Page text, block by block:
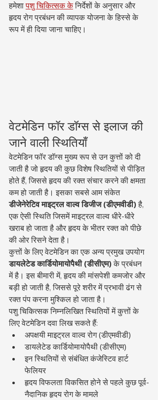
हमेशा पशु चिकित्सक के निर्देशों के अनुसार और
हृदय रोग प्रबंधन की व्यापक योजना के हिस्से के
रूप में ही दिया जाना चाहिए।
वेटमेडिन फॉर डॉग्स से इलाज की
जाने वाली स्थितियाँ
वेटमेडिन फॉर डॉग्स मुख्य रूप से उन कुत्तों को दी
जाती है जो हृदय की कुछ विशेष स्थितियों से पीड़ित
होते हैं, जिससे हृदय की रक्त संचार करने की क्षमता
कम हो जाती है। इसका सबसे आम संकेत
डीजेनेरेटिव माइट्रल वाल्व डिजीज (डीएमवीडी) है,
एक ऐसी स्थिति जिसमें माइट्रल वाल्व धीरे-धीरे
खराब हो जाता है और हृदय के भीतर रक्त को पीछे
की ओर रिसने देता है।
कुत्तों के लिए वेटमेडिन का एक अन्य प्रमुख उपयोग
डायलेटेड कार्डियोमायोपैथी (डीसीएम) के प्रबंधन
में है। इस बीमारी में, हृदय की मांसपेशी कमजोर और
बड़ी हो जाती है, जिससे पूरे शरीर में प्रभावी ढंग से
रक्त पंप करना मुश्किल हो जाता है।
पशु चिकित्सक निम्नलिखित स्थितियों में कुत्तों के
लिए वेटमेडिन दवा लिख सकते हैं:
अपक्षयी माइट्रल वाल्व रोग (डीएमवीडी)
डायलेटेड कार्डियोमायोपैथी (डीसीएम)
इन स्थितियों से संबंधित कंजेस्टिव हार्ट
फेलियर
हृदय विफलता विकसित होने से पहले कुछ पूर्व-
नैदानिक हृदय रोग के मामले